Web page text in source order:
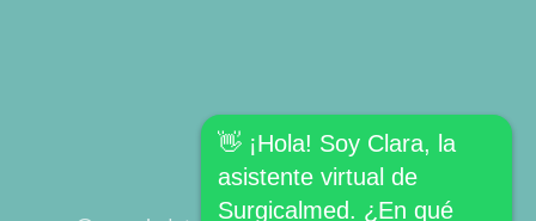
👋 ¡Hola! Soy Clara, la
asistente virtual de
Surgicalmed. ¿En qué